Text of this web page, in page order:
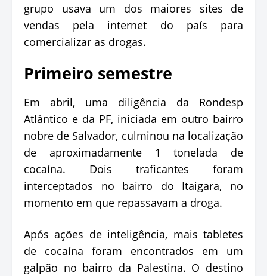
grupo usava um dos maiores sites de
vendas pela internet do país para
comercializar as drogas.
Primeiro semestre
Em abril, uma diligência da Rondesp
Atlântico e da PF, iniciada em outro bairro
nobre de Salvador, culminou na localização
de aproximadamente 1 tonelada de
cocaína. Dois traficantes foram
interceptados no bairro do Itaigara, no
momento em que repassavam a droga.
Após ações de inteligência, mais tabletes
de cocaína foram encontrados em um
galpão no bairro da Palestina. O destino